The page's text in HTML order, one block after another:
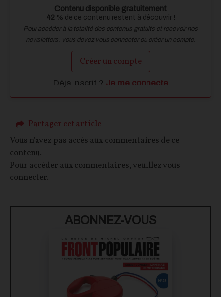
Contenu disponible gratuitement
42 % de ce contenu restent à découvrir !
Pour accéder à la totalité des contenus gratuits et recevoir nos
newsletters, vous devez vous connecter ou créer un compte.
Créer un compte
Déja inscrit ? Je me connecte
Partager cet article
Vous n'avez pas accès aux commentaires de ce
contenu.
Pour accéder aux commentaires, veuillez vous
connecter.
ABONNEZ-VOUS